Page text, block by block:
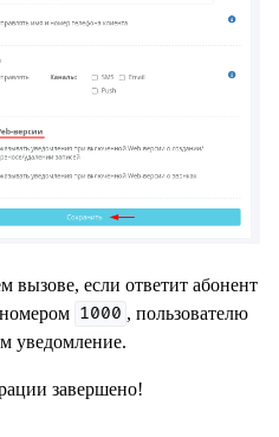
вызове, если ответит абонент
1000 , пользователю
уведомление.
завершено!